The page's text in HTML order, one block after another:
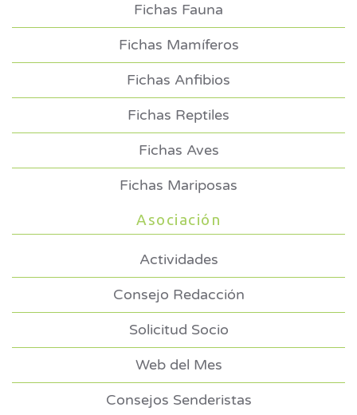
Fichas Fauna
Fichas Mamíferos
Fichas Anfibios
Fichas Reptiles
Fichas Aves
Fichas Mariposas
Asociación
Actividades
Consejo Redacción
Solicitud Socio
Web del Mes
Consejos Senderistas